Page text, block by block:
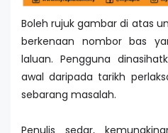
Boleh rujuk gambar di atas
berkenaan nombor bas
laluan. Pengguna
awal daripada tarikh
sebarang masalah.
Penulis sedar,